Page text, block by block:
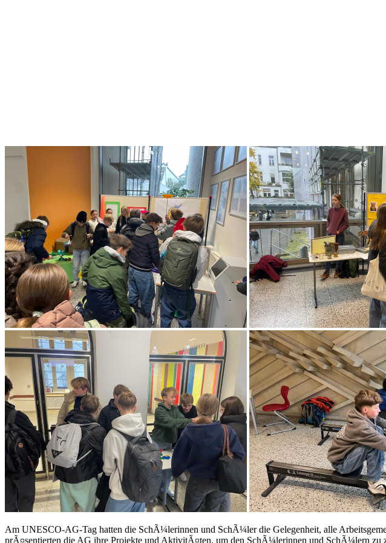
Am UNESCO-AG-Tag hatten die SchÃ¼lerinnen und SchÃ¼ler die Gelegenheit, alle
prÃ¤sentierten die AG ihre Projekte und AktivitÃ¤ten, um den SchÃ¼lerinnen und SchÃ¼lern zu